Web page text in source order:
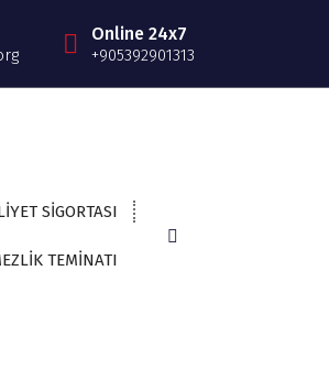
Online 24x7
+905392901313
SİGORTASI
TEMİNATI